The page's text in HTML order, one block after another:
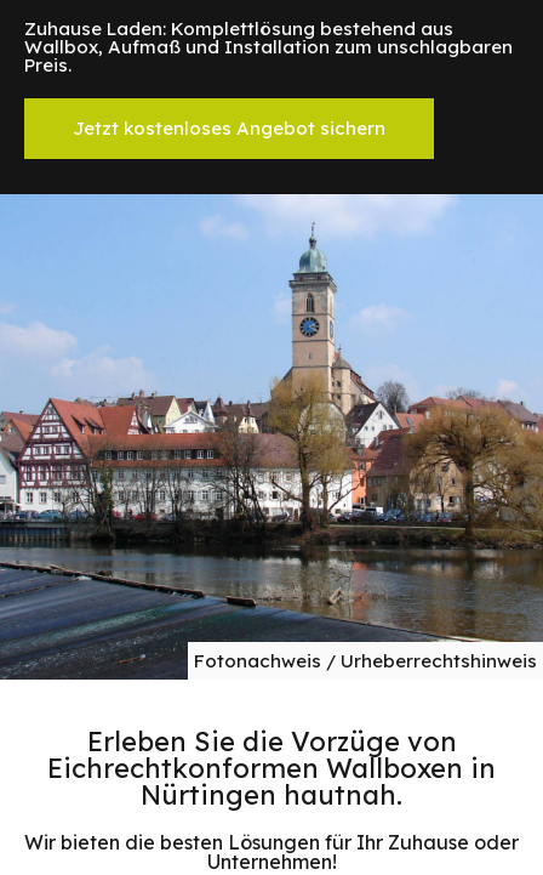
Zuhause Laden: Komplettlösung bestehend aus
Wallbox, Aufmaß und Installation zum unschlagbaren
Preis.
Jetzt kostenloses Angebot sichern
Fotonachweis / Urheberrechtshinweis
Erleben Sie die Vorzüge von
Eichrechtkonformen Wallboxen in
Nürtingen hautnah.
Wir bieten die besten Lösungen für Ihr Zuhause oder
Unternehmen!